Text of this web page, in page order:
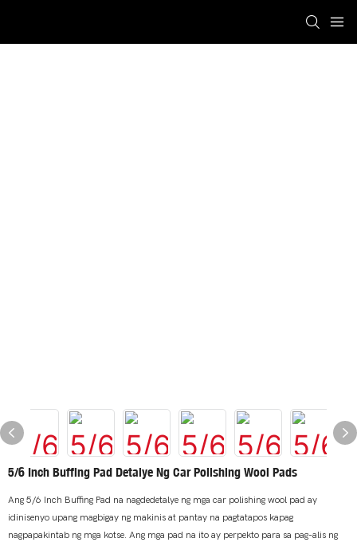
5/6 Inch Buffing Pad Detalye Ng Car Polishing Wool Pads
Ang 5/6 Inch Buffing Pad na nagdedetalye ng mga car polishing wool pad ay
idinisenyo upang magbigay ng makinis at pantay na pagtatapos kapag
nagpapakintab ng mga kotse. Ang mga pad na ito ay perpekto para sa pag-alis ng